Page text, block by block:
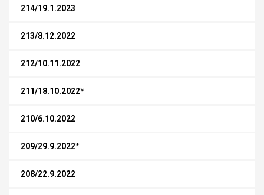
214/19.1.2023
213/8.12.2022
212/10.11.2022
211/18.10.2022*
210/6.10.2022
209/29.9.2022*
208/22.9.2022